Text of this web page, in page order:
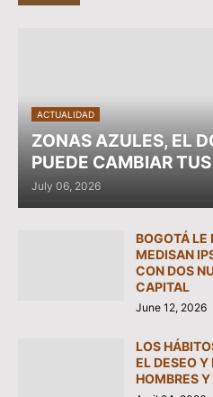
ACTUALIDAD
ZONAS AZULES, EL
PUEDE CAMBIAR
July 06, 2026
BOGOTÁ LE
MEDISAN
CON DOS
CAPITAL
June 12, 2026
LOS
EL DESEO Y
HOMBRES